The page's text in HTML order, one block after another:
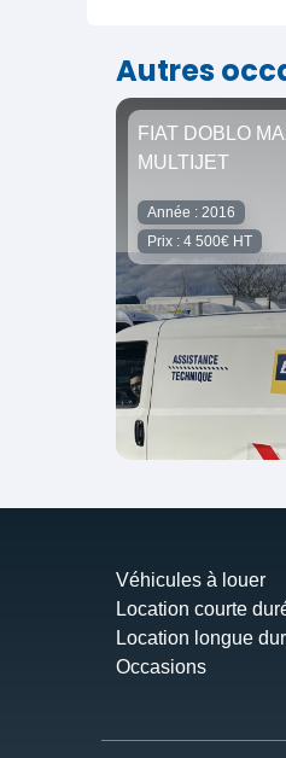
Autres
FIAT DOBLO
MULTIJET
Année : 2016
Prix : 4 500€ HT
Véhicules à louer
Location courte
Location longue
Occasions